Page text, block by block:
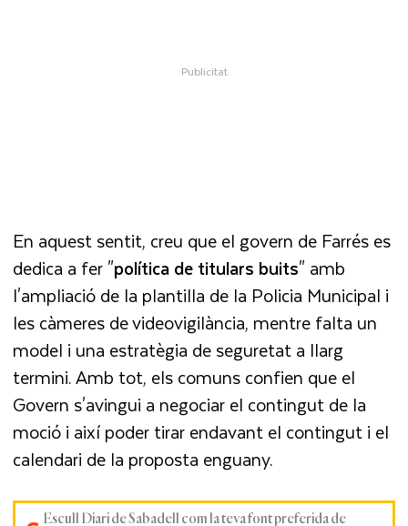
En aquest sentit, creu que el govern de Farrés es
dedica a fer "política de titulars buits" amb
l'ampliació de la plantilla de la Policia Municipal i
les càmeres de videovigilància, mentre falta un
model i una estratègia de seguretat a llarg
termini. Amb tot, els comuns confien que el
Govern s'avingui a negociar el contingut de la
moció i així poder tirar endavant el contingut i el
calendari de la proposta enguany.
Escull Diari de Sabadell com la teva font preferida de